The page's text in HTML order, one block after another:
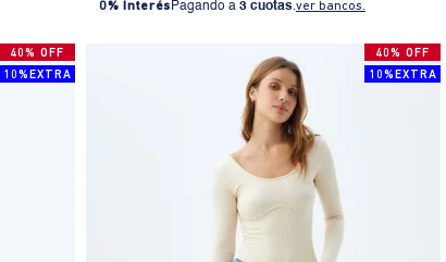
0% Interés Pagando a 3 cuotas.ver bancos.
40% OFF
10%EXTRA
40% OFF
10%EXTRA